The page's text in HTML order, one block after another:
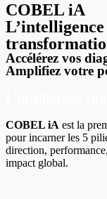
COBEL iA
Accélérez vos
Amplifiez votre
COBEL iA est la
pour incarner les 5
direction,
impact global.